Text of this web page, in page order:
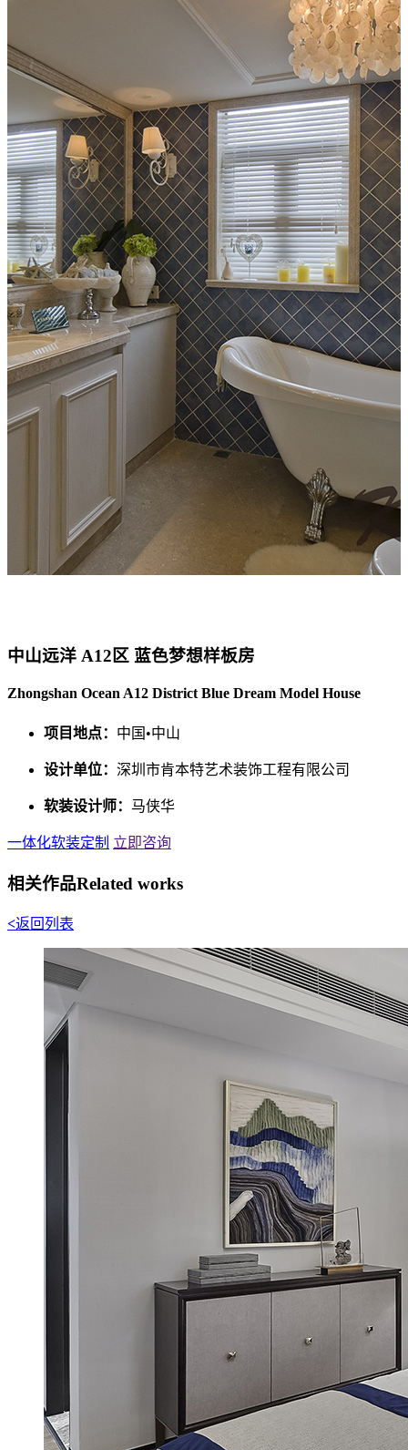
中山远洋 A12区 蓝色梦想样板房
Zhongshan Ocean A12 District Blue Dream Model House
项目地点： 中国•中山
设计单位： 深圳市肯本特艺术装饰工程有限公司
软装设计师： 马侠华
一体化软装定制 立即咨询
相关作品Related works
<返回列表